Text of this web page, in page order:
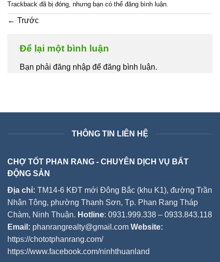
Trackback đã bị đóng, nhưng bạn có thể đăng bình luận.
← Trước
Để lại một bình luận
Bạn phải đăng nhập để đăng bình luận.
THÔNG TIN LIÊN HỆ
CHỢ TỐT PHAN RANG - CHUYÊN DỊCH VỤ BẤT
ĐỘNG SẢN
Địa chỉ: TM14-6 KĐT mới Đông Bắc (khu K1), đường Trần
Nhân Tông, phường Thanh Sơn, Tp. Phan Rang Tháp
Chàm, Ninh Thuận. Hotline: 0931.999.338 – 0933.843.118
Email: phanrangrealty@gmail.com Website:
https://chototphanrang.com/
https://www.facebook.com/ninhthuanland